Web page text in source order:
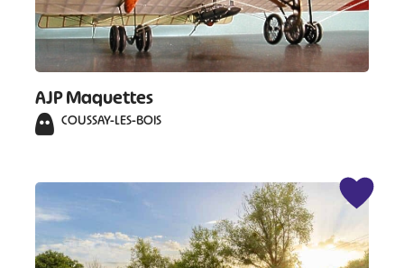
AJP Maquettes
COUSSAY-LES-BOIS